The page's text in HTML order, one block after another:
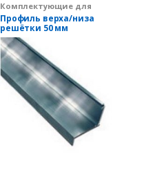
Комплектующие для
производства
вентиляционных решеток
Профиль верха/низа
решётки 50 мм